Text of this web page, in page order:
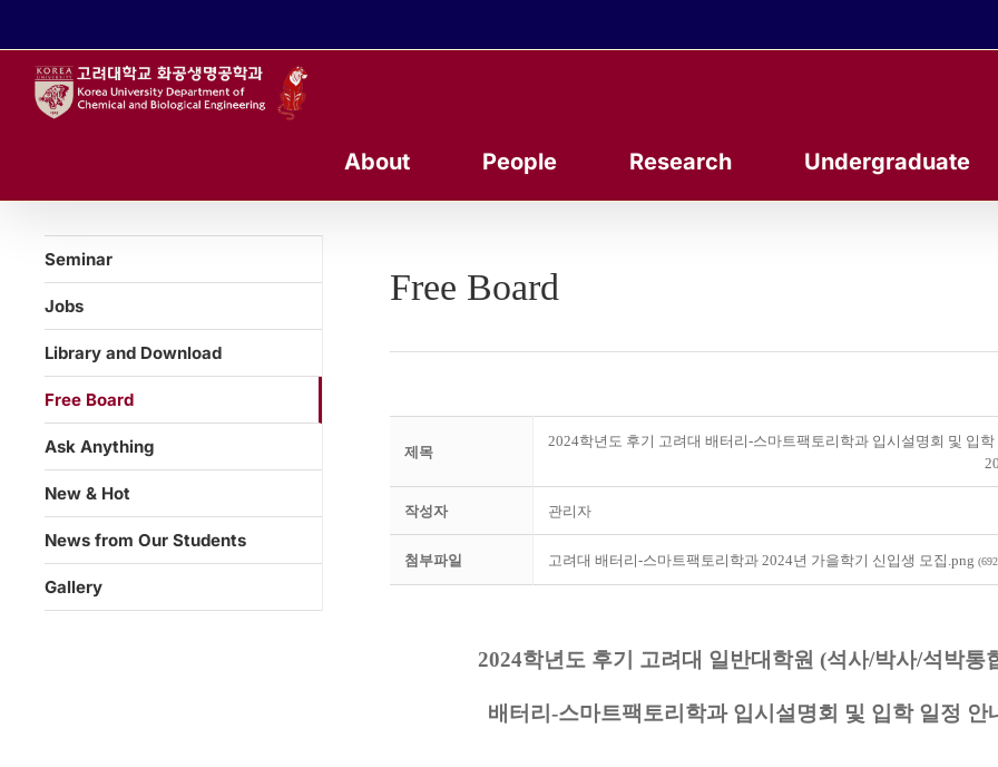
About People Research Undergraduate
Free Board
제목
2024학년도 후기 고려대 배터리-스마트팩토리학과 입시설명회 및 입학
작성자 관리자
첨부파일 고려대 배터리-스마트팩토리학과 2024년 가을학기 신입생 모집.png
2024학년도 후기 고려대 일반대학원 (석사/박사/석박통
배터리 -스마트팩토리학과 입시설명회 및 입학 일정 안
Seminar
Jobs
Library and Download
Free Board
Ask Anything
New & Hot
News from Our Students
Gallery